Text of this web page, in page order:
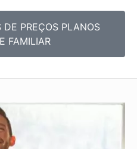
DE PREÇOS PLANOS
FAMILIAR